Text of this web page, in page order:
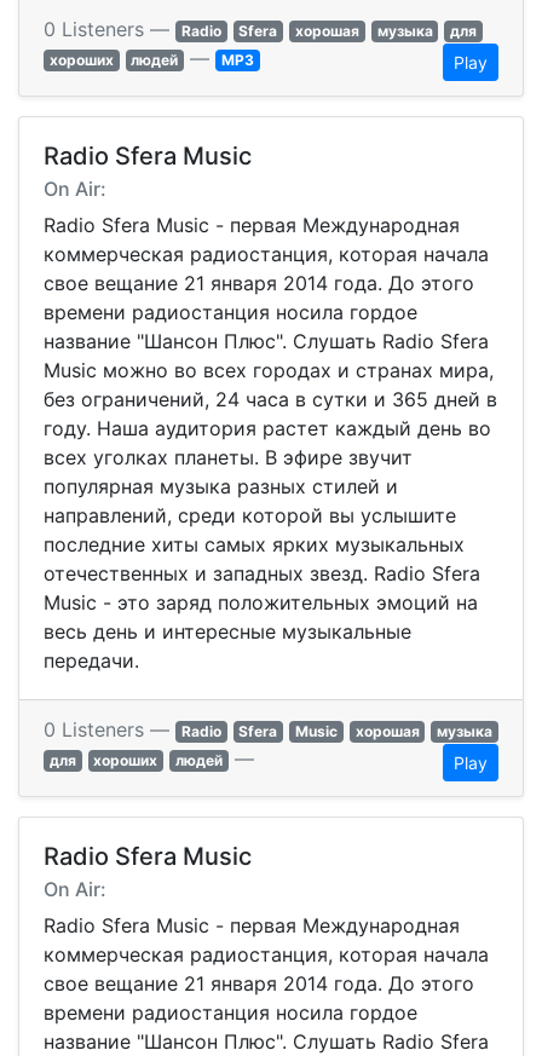
0 Listeners — Radio Sfera хорошая музыка
для
хороших
людей — MP3 Play
Radio Sfera Music
On Air:
Radio Sfera Music - первая Международная
коммерческая радиостанция, которая начала
свое вещание 21 января 2014 года. До этого
времени радиостанция носила гордое
название "Шансон Плюс". Слушать Radio Sfera
Music можно во всех городах и странах мира,
без ограничений, 24 часа в сутки и 365 дней в
году. Наша аудитория растет каждый день во
всех уголках планеты. В эфире звучит
популярная музыка разных стилей и
направлений, среди которой вы услышите
последние хиты самых ярких музыкальных
отечественных и западных звезд. Radio Sfera
Music - это заряд положительных эмоций на
весь день и интересные музыкальные
передачи.
0 Listeners — Radio Sfera Music хорошая
музыка
для
хороших людей — Play
Radio Sfera Music
On Air:
Radio Sfera Music - первая Международная
коммерческая радиостанция, которая начала
свое вещание 21 января 2014 года. До этого
времени радиостанция носила гордое
название "Шансон Плюс". Слушать Radio Sfera